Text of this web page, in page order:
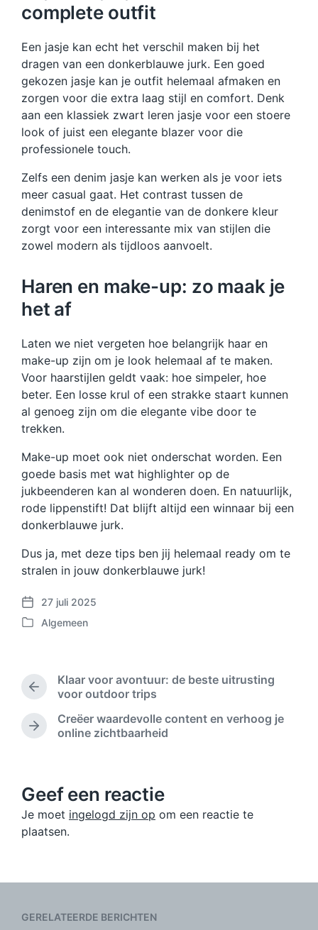
complete outfit
Een jasje kan echt het verschil maken bij het
dragen van een donkerblauwe jurk. Een goed
gekozen jasje kan je outfit helemaal afmaken en
zorgen voor die extra laag stijl en comfort. Denk
aan een klassiek zwart leren jasje voor een stoere
look of juist een elegante blazer voor die
professionele touch.
Zelfs een denim jasje kan werken als je voor iets
meer casual gaat. Het contrast tussen de
denimstof en de elegantie van de donkere kleur
zorgt voor een interessante mix van stijlen die
zowel modern als tijdloos aanvoelt.
Haren en make-up: zo maak je
het af
Laten we niet vergeten hoe belangrijk haar en
make-up zijn om je look helemaal af te maken.
Voor haarstijlen geldt vaak: hoe simpeler, hoe
beter. Een losse krul of een strakke staart kunnen
al genoeg zijn om die elegante vibe door te
trekken.
Make-up moet ook niet onderschat worden. Een
goede basis met wat highlighter op de
jukbeenderen kan al wonderen doen. En natuurlijk,
rode lippenstift! Dat blijft altijd een winnaar bij een
donkerblauwe jurk.
Dus ja, met deze tips ben jij helemaal ready om te
stralen in jouw donkerblauwe jurk!
B
e
h
d
a
27 juli 2025
G
a
t
s
Algemeen
V
r
i
r
c
h
Klaar voor avontuur: de beste uitrusting
voor outdoor trips
V
e
n
d
b
t
Creëer waardevolle content en verhoog je
online zichtbaarheid
Geef een reactie
Je moet ingelogd zijn op om een reactie te
plaatsen.
GERELATEERDE BERICHTEN